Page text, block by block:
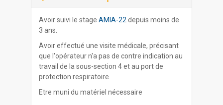
Avoir suivi le stageAMIA-22 depuis moins de
3 ans.
Avoir effectué une visite médicale, précisant
que l'opérateur n'a pas de contre indication au
travail de la sous-section 4 et au port de
protection respiratoire.
Etre muni du matériel nécessaire